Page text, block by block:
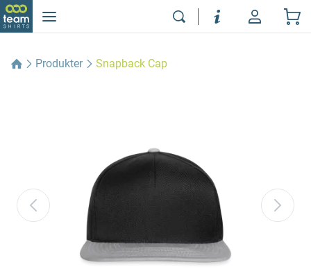
Produkter Snapback Cap